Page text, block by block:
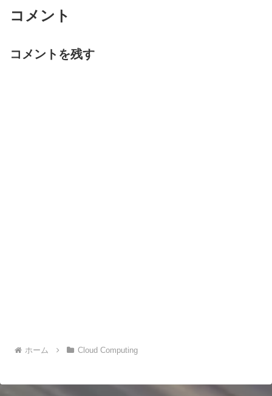
コメント
コメントを残す
ホーム Cloud Computing